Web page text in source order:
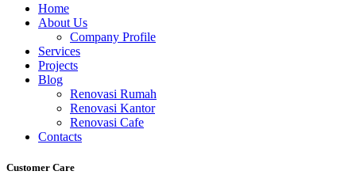
Home
About Us
Company Profile
Services
Projects
Blog
Renovasi Rumah
Renovasi Kantor
Renovasi Cafe
Contacts
Customer Care